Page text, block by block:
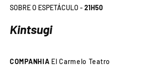
SOBRE O ESPETÁCULO - 21H50
Kintsugi
COMPANHIA El Carmelo Teatro